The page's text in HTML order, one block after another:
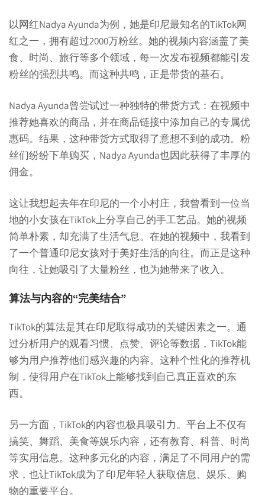
以网红Nadya Ayunda为例，她是印尼最知名的TikTok网
红之一，拥有超过2000万粉丝。她的视频内容涵盖了美
食、时尚、旅行等多个领域，每一次发布视频都能引发
粉丝的强烈共鸣。而这种共鸣，正是带货的基石。
Nadya Ayunda曾尝试过一种独特的带货方式：在视频中
推荐她喜欢的商品，并在商品链接中添加自己的专属优
惠码。结果，这种带货方式取得了意想不到的成功。粉
丝们纷纷下单购买，Nadya Ayunda也因此获得了丰厚的
佣金。
这让我想起去年在印尼的一个小村庄，我曾看到一位当
地的小女孩在TikTok上分享自己的手工艺品。她的视频
简单朴素，却充满了生活气息。在她的视频中，我看到
了一个普通印尼女孩对于美好生活的向往。而正是这种
向往，让她吸引了大量粉丝，也为她带来了收入。
算法与内容的“完美结合”
TikTok的算法是其在印尼取得成功的关键因素之一。通
过分析用户的观看习惯、点赞、评论等数据，TikTok能
够为用户推荐他们感兴趣的内容。这种个性化的推荐机
制，使得用户在TikTok上能够找到自己真正喜欢的东
西。
另一方面，TikTok的内容也极具吸引力。平台上不仅有
搞笑、舞蹈、美食等娱乐内容，还有教育、科普、时尚
等实用信息。这种多元化的内容，满足了不同用户的需
求，也让TikTok成为了印尼年轻人获取信息、娱乐、购
物的重要平台。